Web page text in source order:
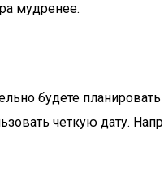
мудренее.
будете
четкую дату.